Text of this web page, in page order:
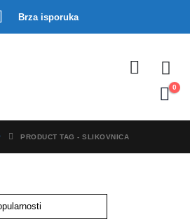
Brza isporuka
0
PRODUCT TAG - SLIKOVNICA